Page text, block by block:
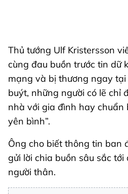
Thủ tướng Ulf Kristersson
cùng đau buồn trước tin dữ
mạng và bị thương ngay
buýt, những người có lẽ chỉ
nhà với gia đình hay chuẩn
yên bình”.
Ông cho biết thông tin ban
gửi lời chia buồn sâu sắc
người thân.